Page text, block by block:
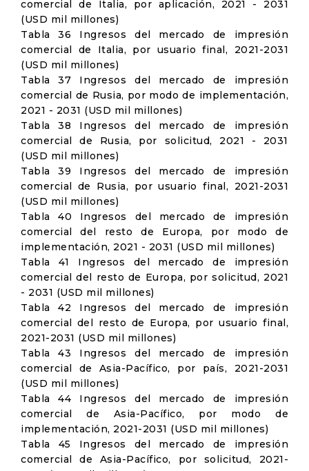
comercial de Italia, por aplicación, 2021 - 2031
(USD mil millones)
Tabla 36 Ingresos del mercado de impresión
comercial de Italia, por usuario final, 2021-2031
(USD mil millones)
Tabla 37 Ingresos del mercado de impresión
comercial de Rusia, por modo de implementación,
2021 - 2031 (USD mil millones)
Tabla 38 Ingresos del mercado de impresión
comercial de Rusia, por solicitud, 2021 - 2031
(USD mil millones)
Tabla 39 Ingresos del mercado de impresión
comercial de Rusia, por usuario final, 2021-2031
(USD mil millones)
Tabla 40 Ingresos del mercado de impresión
comercial del resto de Europa, por modo de
implementación, 2021 - 2031 (USD mil millones)
Tabla 41 Ingresos del mercado de impresión
comercial del resto de Europa, por solicitud, 2021
- 2031 (USD mil millones)
Tabla 42 Ingresos del mercado de impresión
comercial del resto de Europa, por usuario final,
2021-2031 (USD mil millones)
Tabla 43 Ingresos del mercado de impresión
comercial de Asia-Pacífico, por país, 2021-2031
(USD mil millones)
Tabla 44 Ingresos del mercado de impresión
comercial de Asia-Pacífico, por modo de
implementación, 2021-2031 (USD mil millones)
Tabla 45 Ingresos del mercado de impresión
comercial de Asia-Pacífico, por solicitud, 2021-